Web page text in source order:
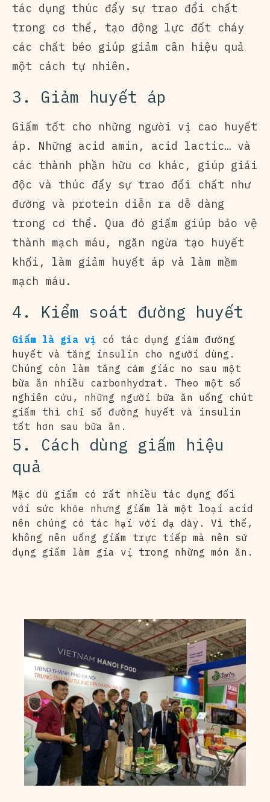
tác dụng thúc đẩy sự trao đổi chất
trong cơ thể, tạo động lực đốt cháy
các chất béo giúp giảm cân hiệu quả
một cách tự nhiên.
3. Giảm huyết áp
Giấm tốt cho những người vị cao huyết
áp. Những acid amin, acid lactic… và
các thành phần hữu cơ khác, giúp giải
độc và thúc đẩy sự trao đổi chất như
đường và protein diễn ra dễ dàng
trong cơ thể. Qua đó giấm giúp bảo vệ
thành mạch máu, ngăn ngừa tạo huyết
khối, làm giảm huyết áp và làm mềm
mạch máu.
4. Kiểm soát đường huyết
Giấm là gia vị có tác dụng giảm đường
huyết và tăng insulin cho người dùng.
Chúng còn làm tăng cảm giác no sau một
bữa ăn nhiều carbonhydrat. Theo một số
nghiên cứu, những người bữa ăn uống chút
giấm thì chỉ số đường huyết và insulin
tốt hơn sau bữa ăn.
5. Cách dùng giấm hiệu
quả
Mặc dù giấm có rất nhiều tác dụng đối
với sức khỏe nhưng giấm là một loại acid
nên chúng có tác hại với dạ dày. Vì thế,
không nên uống giấm trực tiếp mà nên sử
dụng giấm làm gia vị trong những món ăn.